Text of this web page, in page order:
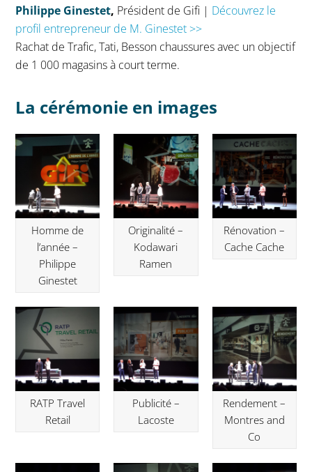
Philippe Ginestet, Président de Gifi | Découvrez le
profil entrepreneur de M. Ginestet >>
Rachat de Trafic, Tati, Besson chaussures avec un objectif
de 1 000 magasins à court terme.
La cérémonie en images
Homme de
l’année –
Philippe
Ginestet
Originalité –
Kodawari
Ramen
Rénovation –
Cache Cache
RATP Travel
Retail
Publicité –
Lacoste
Rendement –
Montres and
Co